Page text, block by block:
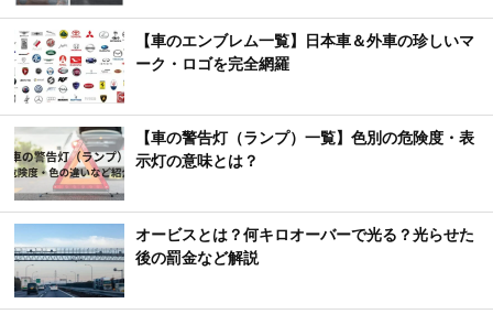
【車のエンブレム一覧】日本車＆外車の珍しいマ
ーク・ロゴを完全網羅
【車の警告灯（ランプ）一覧】色別の危険度・表
示灯の意味とは？
オービスとは？何キロオーバーで光る？光らせた
後の罰金など解説